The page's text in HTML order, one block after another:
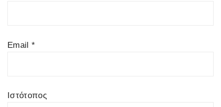
Email*
Ιστότοπος